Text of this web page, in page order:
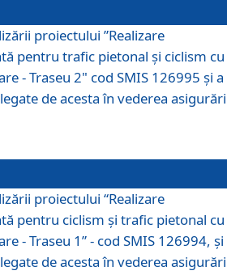
proiectului ”Realizare
pentru trafic pietonal și ciclism cu
- Traseu 2" cod SMIS 126995 și a
de acesta în vederea
proiectului “Realizare
pentru ciclism şi trafic pietonal cu
- Traseu 1” - cod SMIS 126994, și
de acesta în vederea